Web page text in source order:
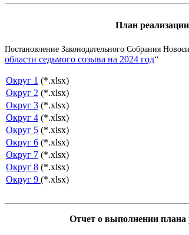
План
Постановление Законодательного Собрания
области седьмого созыва на 2024 год"
Округ 1 (*.xlsx)
Округ 2 (*.xlsx)
Округ 3 (*.xlsx)
Округ 4 (*.xlsx)
Округ 5 (*.xlsx)
Округ 6 (*.xlsx)
Округ 7 (*.xlsx)
Округ 8 (*.xlsx)
Округ 9 (*.xlsx)
Отчет о выполнении плана